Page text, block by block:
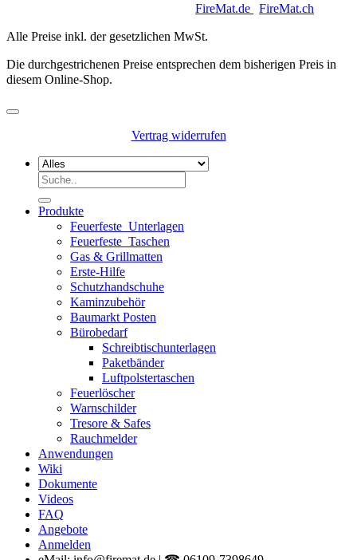
FireMat.de FireMat.ch
Alle Preise inkl. der gesetzlichen MwSt.
Die durchgestrichenen Preise entsprechen dem bisherigen Preis in
diesem Online-Shop.
Vertrag widerrufen
Suchen
Produkte
Feuerfeste_Unterlagen
Feuerfeste_Taschen
Gas & Grillmatten
Erste-Hilfe
Schutzhandschuhe
Kaminzubehör
Baumarkt Posten
Bürobedarf
Schreibtischunterlagen
Paketbänder
Luftpolstertaschen
Feuerlöscher
Warnschilder
Tresore & Safes
Rauchmelder
Anwendungen
Wiki
Dokumente
Videos
FAQ
Angebote
Anmelden